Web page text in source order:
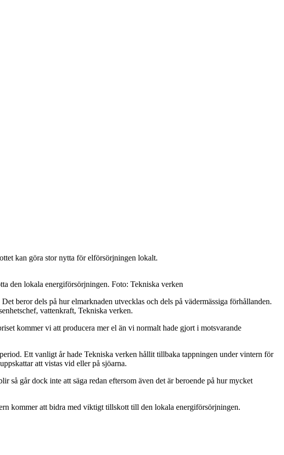
kan göra stor nytta för elförsörjningen lokalt.
den lokala energiförsörjningen. Foto: Tekniska verken
beror dels på hur elmarknaden utvecklas och dels på vädermässiga förhållanden.
vattenkraft, Tekniska verken.
kommer vi att producera mer el än vi normalt hade gjort i motsvarande
Ett vanligt år hade Tekniska verken hållit tillbaka tappningen under vintern för
att vistas vid eller på sjöarna.
går dock inte att säga redan eftersom även det är beroende på hur mycket
kommer att bidra med viktigt tillskott till den lokala energiförsörjningen.